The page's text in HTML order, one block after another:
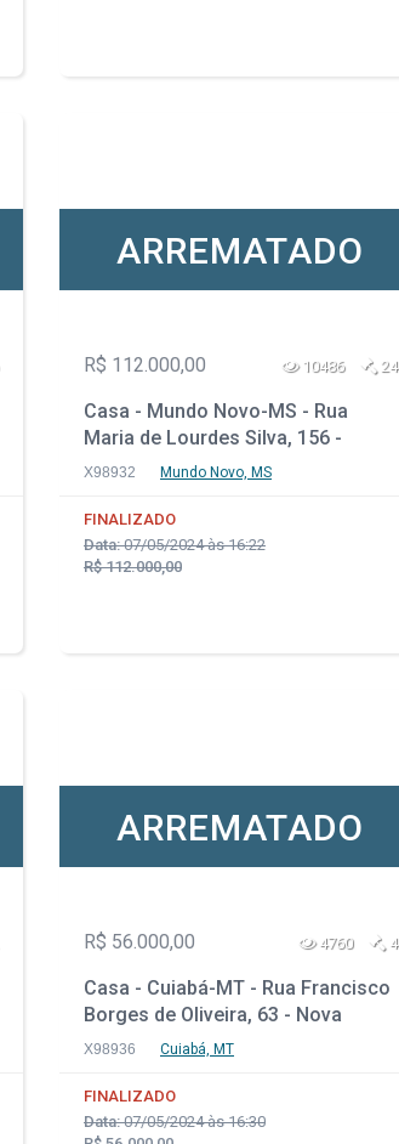
ARREMATADO
R$ 112.000,00 10486 24
Casa - Mundo Novo-MS - Rua
Maria de Lourdes Silva, 156 -
Residencial Paloma Fleck
X98932 Mundo Novo, MS
FINALIZADO
Data:07/05/2024 às 16:22
R$ 112.000,00
ARREMATADO
R$ 56.000,00 4760 4
Casa - Cuiabá-MT - Rua Francisco
Borges de Oliveira, 63 - Nova
Esperança I
X98936 Cuiabá, MT
FINALIZADO
Data:07/05/2024 às 16:30